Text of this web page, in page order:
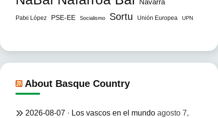
Navarra
Patxi López PSE-EE Socialismo Sortu Unión Europea UPN
About Basque Country
2026-08-07 · Los vascos en el mundo agosto 7,